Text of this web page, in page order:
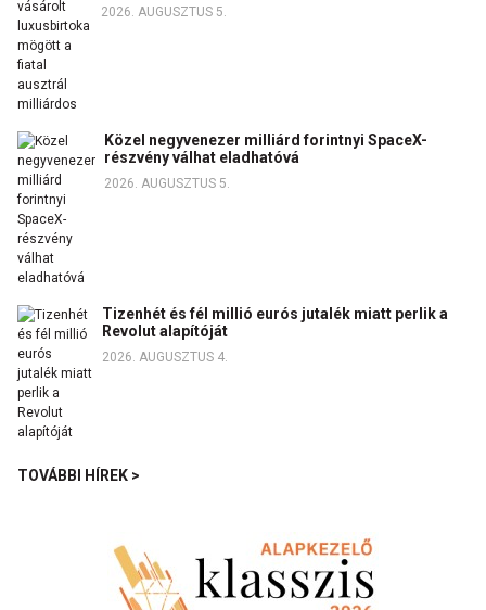
2026. AUGUSZTUS 5.
Közel negyvenezer milliárd forintnyi SpaceX-
részvény válhat eladhatóvá
2026. AUGUSZTUS 5.
Tizenhét és fél millió eurós jutalék miatt perlik a
Revolut alapítóját
2026. AUGUSZTUS 4.
TOVÁBBI HÍREK >